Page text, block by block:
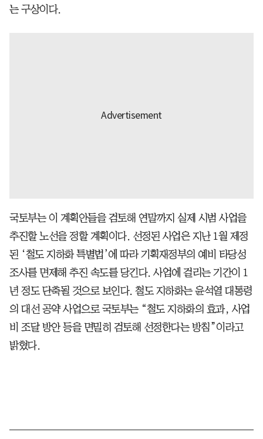
는 구상이다.
국토부는 이 계획안들을 검토해 연말까지 실제 시범 사업을
추진할 노선을 정할 계획이다. 선정된 사업은 지난 1월 제정
된 ‘철도 지하화 특별법’에 따라 기획재정부의 예비 타당성
조사를 면제해 추진 속도를 당긴다. 사업에 걸리는 기간이 1
년 정도 단축될 것으로 보인다. 철도 지하화는 윤석열 대통령
의 대선 공약 사업으로 국토부는 “철도 지하화의 효과, 사업
비 조달 방안 등을 면밀히 검토해 선정한다는 방침”이라고
밝혔다.